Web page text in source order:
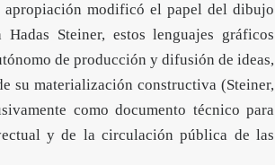
modificó el papel del dibujo
Steiner, estos lenguajes gráficos
de producción y difusión de ideas,
su materialización constructiva (Steiner,
como documento técnico para
y de la circulación pública de las